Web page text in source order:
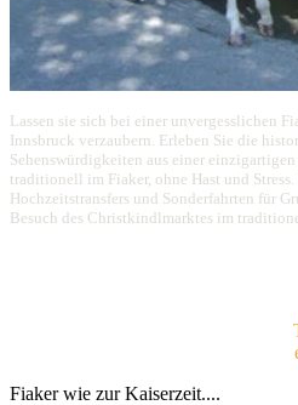
Lassen sie sich bei einer unvergesslichen
Innsbruck verzaubern. Erleben Sie die
Sehenswürdigkeiten aus einer
traditionell im Fiaker, ohne Hast und
Hochzeitstransfers und Sonderfahrten für
Besuch des Christkindlmarktes im
Fiaker wie zur Kaiserzeit....